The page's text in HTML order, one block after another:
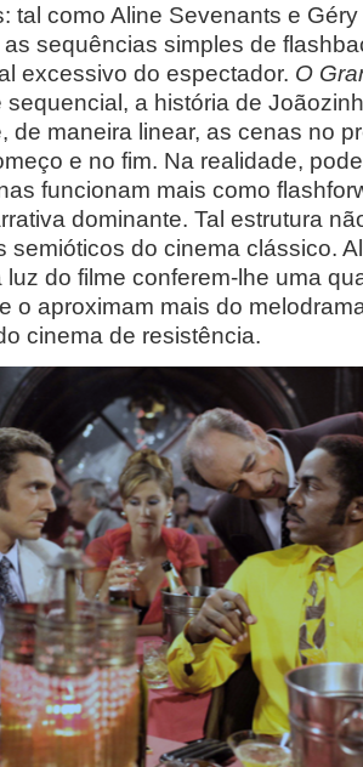
tal como Aline Sevenants e Géry
sequências simples de
excessivo do espectador. O
sequencial, a história de
de maneira linear, as cenas no
e no fim. Na realidade,
funcionam mais como
dominante. Tal estrutura
semióticos do cinema clássico.
luz do filme conferem-lhe uma
o aproximam mais do
cinema de resistência.